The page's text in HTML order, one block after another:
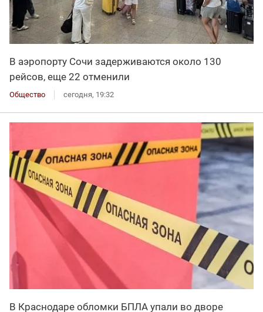
В аэропорту Сочи задерживаются около 130
рейсов, еще 22 отменили
Общество сегодня, 19:32
В Краснодаре обломки БПЛА упали во дворе